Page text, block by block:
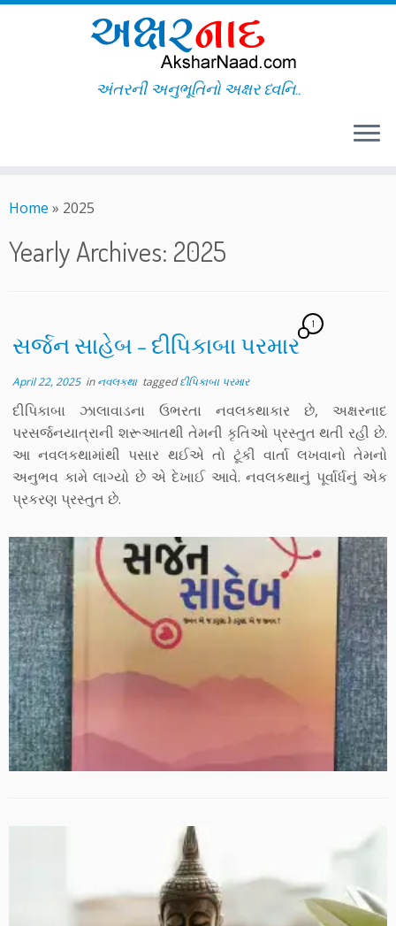
to
અંતરની અનુભૂતિનો અક્ષર ધ્વનિ..
Home » 2025
Yearly Archives: 2025
સર્જન સાહેબ – દીપિકાબા પરમાર
1
April 22, 2025inનવલકથા taggedદીપિકાબા પરમાર
દીપિકાબા ઝાલાવાડના ઉભરતા નવલકથાકાર છે, અક્ષરનાદ
પરસર્જનયાત્રાની શરૂઆતથી તેમની કૃતિઓ પ્રસ્તુત થતી રહી છે.
આ નવલકથામાંથી પસાર થઈએ તો ટૂંકી વાર્તા લખવાનો તેમનો
અનુભવ કામે લાગ્યો છે એ દેખાઈ આવે. નવલકથાનું પૂર્વાર્ધનું એક
પ્રકરણ પ્રસ્તુત છે.